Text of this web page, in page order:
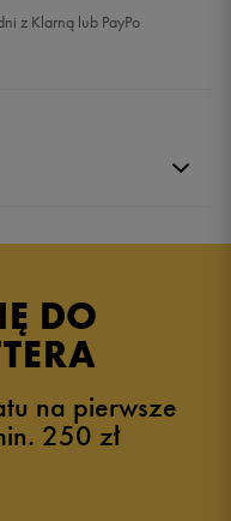
z Klarną lub PayPo
DO
na pierwsze
250 zł